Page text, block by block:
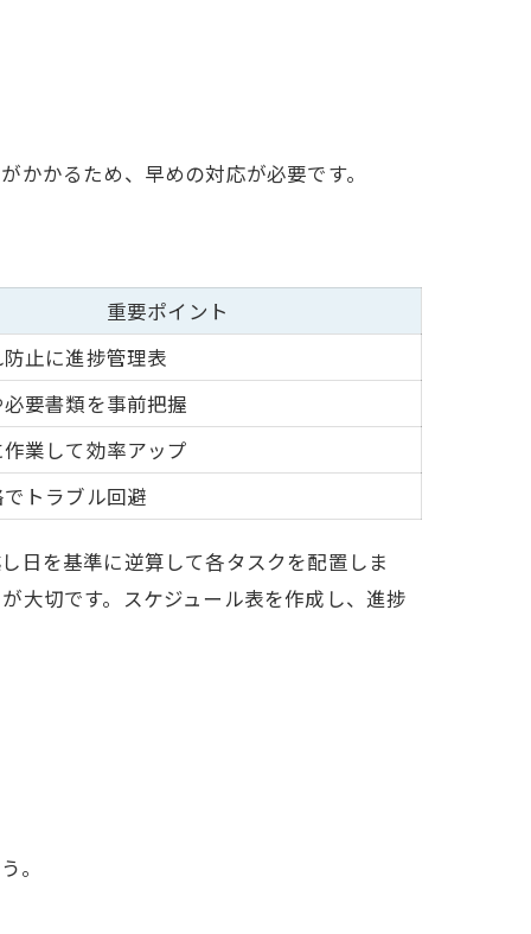
かるため、早めの対応が必要です。
重要ポイント
止に進捗管理表
要書類を事前把握
業して効率アップ
トラブル回避
日を基準に逆算して各タスクを配置しま
大切です。スケジュール表を作成し、進捗
。